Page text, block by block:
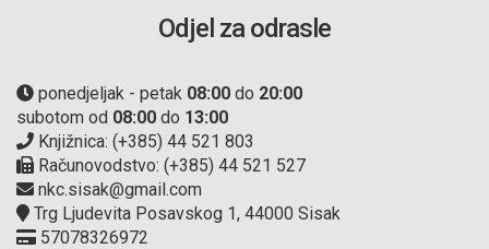
Odjel za odrasle
ponedjeljak - petak 08:00 do 20:00
subotom od 08:00 do 13:00
Knjižnica: (+385) 44 521 803
Računovodstvo: (+385) 44 521 527
nkc.sisak@gmail.com
Trg Ljudevita Posavskog 1, 44000 Sisak
57078326972